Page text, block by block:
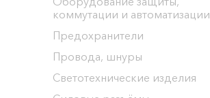
коммутации и автоматизации
Предохранители
Провода, шнуры
Светотехнические изделия